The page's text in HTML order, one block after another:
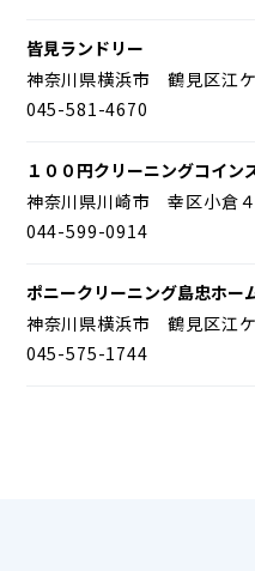
皆見ランドリー
神奈川県横浜市 鶴見区江ケ
045-581-4670
１００円クリーニングコイン
神奈川県川崎市 幸区小倉
044-599-0914
ポニークリーニング島忠ホー
神奈川県横浜市 鶴見区江
045-575-1744